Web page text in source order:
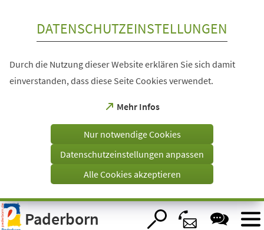
Visuelle
Assistenzsoftware
öffnen.
DATENSCHUTZEINSTELLUNGEN
Durch die Nutzung dieser Website erklären Sie sich damit
einverstanden, dass diese Seite Cookies verwendet.
Mehr Infos
(Öffnet
einem
Tab)
Nur notwendige Cookies
Datenschutzeinstellungen anpassen
Alle Cookies akzeptieren
Paderborn